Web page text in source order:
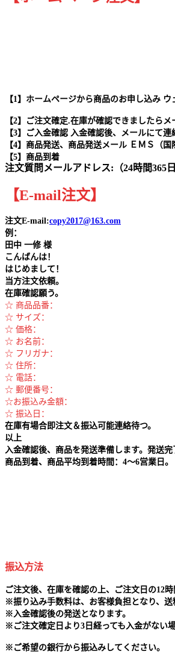
【1】ホームページから商品のお申し込み
【2】ご注文確定.在庫が確認できましたらメ
【3】ご入金確認 入金確認後、メールにて連
【4】商品発送、商品発送メール ＥＭＳ（
【5】商品到着
注文質問メールアドレス:（24時間365日
【E-mail注文】
注文E-mail:copy2017@163.com
例：
田中 一修 様
こんばんは！
はじめまして！
当方注文依頼。
在庫確認願う。
☆ 商品品番：
☆ サイズ：
☆ 価格：
☆ お名前：
☆ フリガナ：
☆ 住所：
☆ 電話：
☆ 郵便番号：
☆お振込み金額：
☆ 振込日：
在庫有場合即注文＆振込可能連絡待つ。
以上
入金確認後、商品を発送準備します。発送
商品到着、商品平均到着時間：4～6営業日。
振込方法
ご注文後、在庫を確認の上、ご注文日の12
※振り込み手数料は、お客様負担となり、送
※ 入金確認後の発送となります。
※ ご注文確定日より3日経っても入金がない
※ ご希望の銀行から振込みしてください。